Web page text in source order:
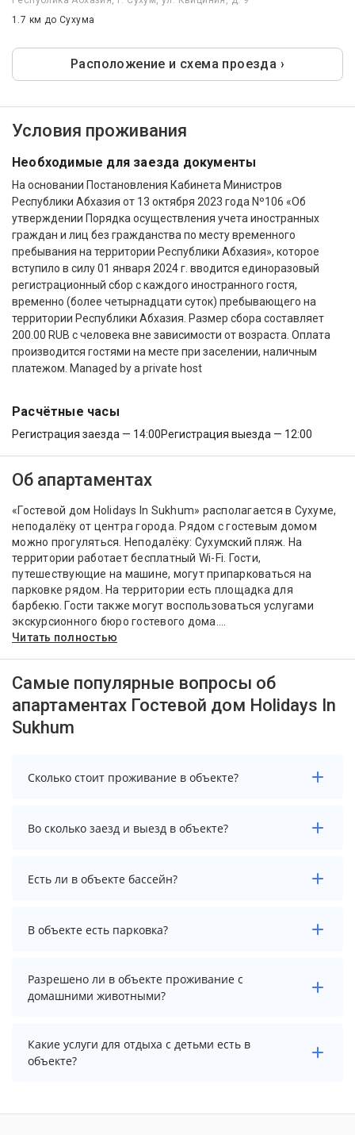
1.7 км до Сухума
Расположение и схема проезда ›
Условия проживания
Необходимые для заезда документы
На основании Постановления Кабинета Министров
Республики Абхазия от 13 октября 2023 года Nº106 «Об
утверждении Порядка осуществления учета иностранных
граждан и лиц без гражданства по месту временного
пребывания на территории Республики Абхазия», которое
вступило в силу 01 января 2024 г. вводится единоразовый
регистрационный сбор с каждого иностранного гостя,
временно (более четырнадцати суток) пребывающего на
территории Республики Абхазия. Размер сбора составляет
200.00 RUB с человека вне зависимости от возраста. Оплата
производится гостями на месте при заселении, наличным
платежом. Managed by a private host
Расчётные часы
Регистрация заезда — 14:00Регистрация выезда — 12:00
Об апартаментах
«Гостевой дом Holidays In Sukhum» располагается в Сухуме,
неподалёку от центра города. Рядом с гостевым домом
можно прогуляться. Неподалёку: Сухумский пляж. На
территории работает бесплатный Wi-Fi. Гости,
путешествующие на машине, могут припарковаться на
парковке рядом. На территории есть площадка для
барбекю. Гости также могут воспользоваться услугами
экскурсионного бюро гостевого дома....
Читать полностью
Самые популярные вопросы об
апартаментах Гостевой дом Holidays In
Sukhum
Сколько стоит проживание в объекте?
Чтобы увидеть актуальные цены на проживание в
объекте, выберите нужные даты и количество гостей.
Во сколько заезд и выезд в объекте?
Заезд возможен после 14:00, а выезд необходимо
Есть ли в объекте бассейн?
В объекте нет бассейна.
В объекте есть парковка?
В объекте есть парковка, уточните информацию
перед бронированием у менеджера, возможно, услуга
оплачивается отдельно.
Разрешено ли в объекте проживание с
домашними животными?
Проживание с домашними животными запрещено.
Какие услуги для отдыха с детьми есть в
объекте?